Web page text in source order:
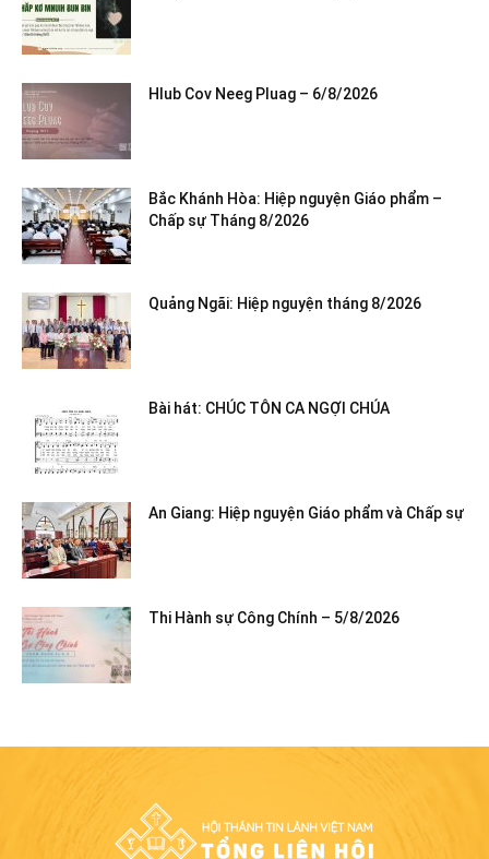
Hlub Cov Neeg Pluag – 6/8/2026
Bắc Khánh Hòa: Hiệp nguyện Giáo phẩm –
Chấp sự Tháng 8/2026
Quảng Ngãi: Hiệp nguyện tháng 8/2026
Bài hát: CHÚC TÔN CA NGỢI CHÚA
An Giang: Hiệp nguyện Giáo phẩm và Chấp sự
Thi Hành sự Công Chính – 5/8/2026